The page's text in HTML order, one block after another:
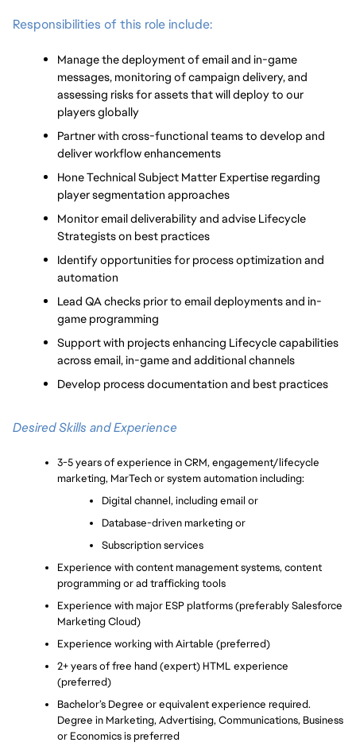
Responsibilities of this role include:
Manage the deployment of email and in-game
messages, monitoring of campaign delivery, and
assessing risks for assets that will deploy to our
players globally
Partner with cross-functional teams to develop and
deliver workflow enhancements
Hone Technical Subject Matter Expertise regarding
player segmentation approaches
Monitor email deliverability and advise Lifecycle
Strategists on best practices
Identify opportunities for process optimization and
automation
Lead QA checks prior to email deployments and in-
game programming
Support with projects enhancing Lifecycle capabilities
across email, in-game and additional channels
Develop process documentation and best practices
Desired Skills and Experience
3-5 years of experience in CRM, engagement/lifecycle
marketing, MarTech or system automation including:
Digital channel, including email or
Database-driven marketing or
Subscription services
Experience with content management systems, content
programming or ad trafficking tools
Experience with major ESP platforms (preferably Salesforce
Marketing Cloud)
Experience working with Airtable (preferred)
2+ years of free hand (expert) HTML experience
(preferred)
Bachelor’s Degree or equivalent experience required.
Degree in Marketing, Advertising, Communications, Business
or Economics is preferred